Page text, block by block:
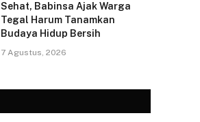
Sehat, Babinsa Ajak Warga
Tegal Harum Tanamkan
Budaya Hidup Bersih
7 Agustus, 2026